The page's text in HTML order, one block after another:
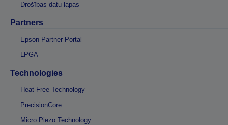
Drošības datu lapas
Partners
Epson Partner Portal
LPGA
Technologies
Heat-Free Technology
PrecisionCore
Micro Piezo Technology